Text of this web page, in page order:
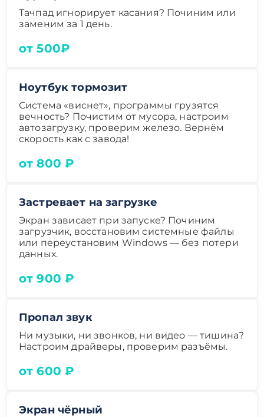
Тачпад игнорирует касания? Починим или
заменим за 1 день.
от 500₽
Ноутбук тормозит
Система «виснет», программы грузятся
вечность? Почистим от мусора, настроим
автозагрузку, проверим железо. Вернём
скорость как с завода!
от 800 ₽
Застревает на загрузке
Экран зависает при запуске? Починим
загрузчик, восстановим системные файлы
или переустановим Windows — без потери
данных.
от 900 ₽
Пропал звук
Ни музыки, ни звонков, ни видео — тишина?
Настроим драйверы, проверим разъёмы.
от 600 ₽
Экран чёрный